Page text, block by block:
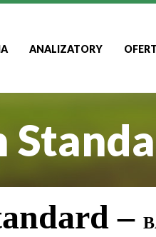
ANALIZATORY
–